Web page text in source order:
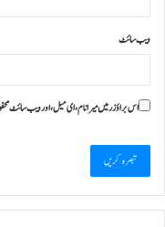
ویب‌ سائٹ
اس براؤزر میں میرا نام، ای میل، اور ویب سائٹ